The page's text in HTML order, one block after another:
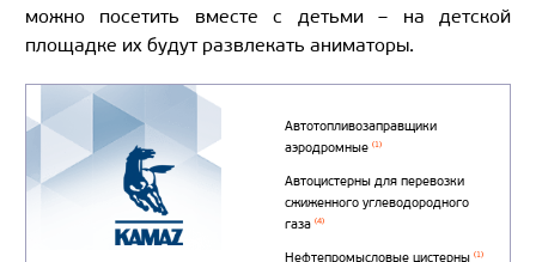
можно посетить вместе с детьми – на детской
площадке их будут развлекать аниматоры.